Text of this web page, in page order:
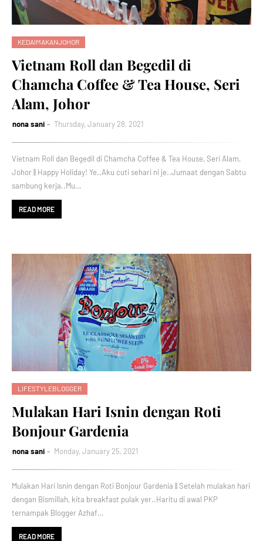
KEDAIMAKANJOHOR
Vietnam Roll dan Begedil di
Chamcha Coffee & Tea House, Seri
Alam, Johor
nona sani Thursday, January 28, 2021
Vietnam Roll dan Begedil di Chamcha Coffee & Tea House, Seri Alam,
Johor || Happy Holiday! Ye..Aku cuti sehari ni je..Jumaat dengan Sabtu
sambung kerja..Mu…
READ MORE
LIFESTYLEBLOGGER
Mulakan Hari Isnin dengan Roti
Bonjour Gardenia
nona sani Monday, January 25, 2021
Mulakan Hari Isnin dengan Roti Bonjour Gardenia || Setelah mulakan hari
dengan Bismillah, kita breakfast pulak yer..Haritu di awal PKP
ternampak Blogger Azhaf…
READ MORE